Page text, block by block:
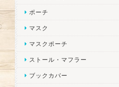
ポーチ
マスク
マスクポーチ
ストール・マフラー
ブックカバー